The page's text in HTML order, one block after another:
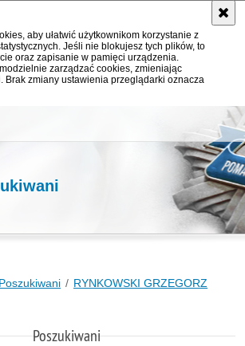
aby ułatwić użytkownikom korzystanie z
Jeśli nie blokujesz tych plików, to
oraz zapisanie w pamięci urządzenia.
zarządzać cookies, zmieniając
Brak zmiany ustawienia przeglądarki oznacza
Poszukiwani RYNKOWSKI GRZEGORZ
Poszukiwani